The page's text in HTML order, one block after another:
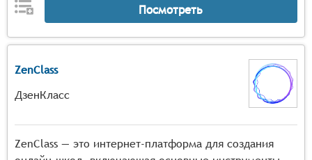
Посмотреть
ZenClass
ДзенКласс
ZenClass — это интернет-платформа для создания